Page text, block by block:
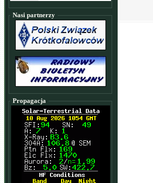
Nasi partnerzy
Propagacja